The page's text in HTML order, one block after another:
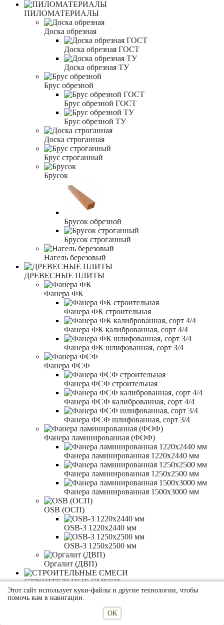
ПИЛОМАТЕРИАЛЫ
Доска обрезная
Доска обрезная ГОСТ
Доска обрезная ТУ
Брус обрезной
Брус обрезной ГОСТ
Брус обрезной ТУ
Доска строганная
Брус строганный
Брусок
Брусок обрезной
Брусок строганный
Нагель березовый
ДРЕВЕСНЫЕ ПЛИТЫ
Фанера ФК
Фанера ФК строительная
Фанера ФК калиброванная, сорт 4/4
Фанера ФК шлифованная, сорт 3/4
Фанера ФСФ
Фанера ФСФ строительная
Фанера ФСФ калиброванная, сорт 4/4
Фанера ФСФ шлифованная, сорт 3/4
Фанера ламинированная (ФОФ)
Фанера ламинированная 1220x2440 мм
Фанера ламинированная 1250x2500 мм
Фанера ламинированная 1500x3000 мм
OSB (ОСП)
OSB-3 1220x2440 мм
OSB-3 1250x2500 мм
Оргалит (ДВП)
СТРОИТЕЛЬНЫЕ СМЕСИ
Штукатурки
Выравнивающие штукатурки
Этот сайт использует куки-файлы и другие технологии, чтобы
помочь вам в навигации.
ОК